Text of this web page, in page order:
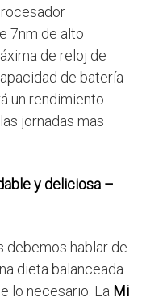
7nm de alto
de reloj de
de batería
un rendimiento
jornadas mas
y deliciosa –
debemos hablar de
dieta balanceada
lo necesario. La Mi